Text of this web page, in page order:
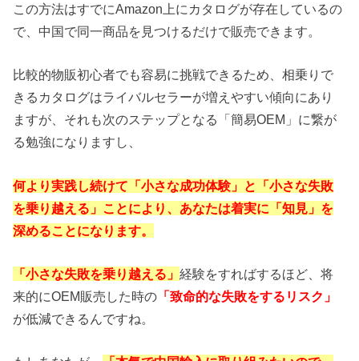
この方法はすでにAmazon上にカタログが存在しているの
で、中国で同一商品を見つけるだけで販売できます。
比較的物販初心者でも容易に挑戦できるため、相乗りで
きるカタログはライバルセラーが増えやすい傾向にあり
ますが、それも次のステップとなる「簡易OEM」に繋が
る勉強になりますし、
何より実践し続けて「小さな成功体験」と「小さな失敗
を乗り越える」ことにより、あなたは着実に「知見」を
深めることになります。
「小さな失敗を乗り越える」経験をすればするほど、将
来的にOEM販売した時の 「致命的な失敗をするリスク」
が低減できるんですね。